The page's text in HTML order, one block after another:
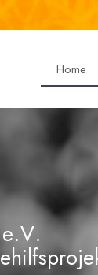
Home
e.V.
ehilfsproje